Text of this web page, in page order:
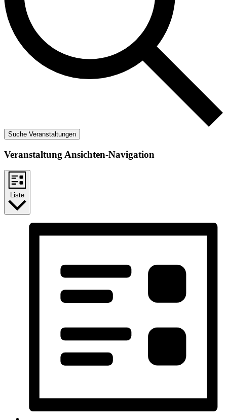
Suche Veranstaltungen
Veranstaltung Ansichten-Navigation
Liste